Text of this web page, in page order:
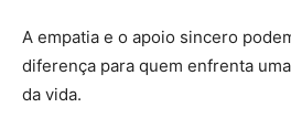
A empatia e o apoio sincero
diferença para quem enfrenta
da vida.